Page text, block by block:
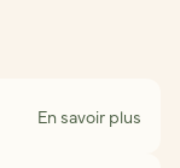
En savoir plus